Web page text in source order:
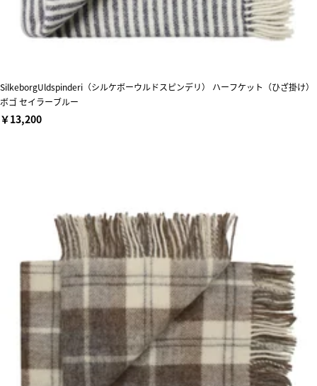
SilkeborgUldspinderi（シルケボーウルドスピンデリ） ハーフケット（ひざ掛け）
ボゴ セイラーブルー
￥13,200